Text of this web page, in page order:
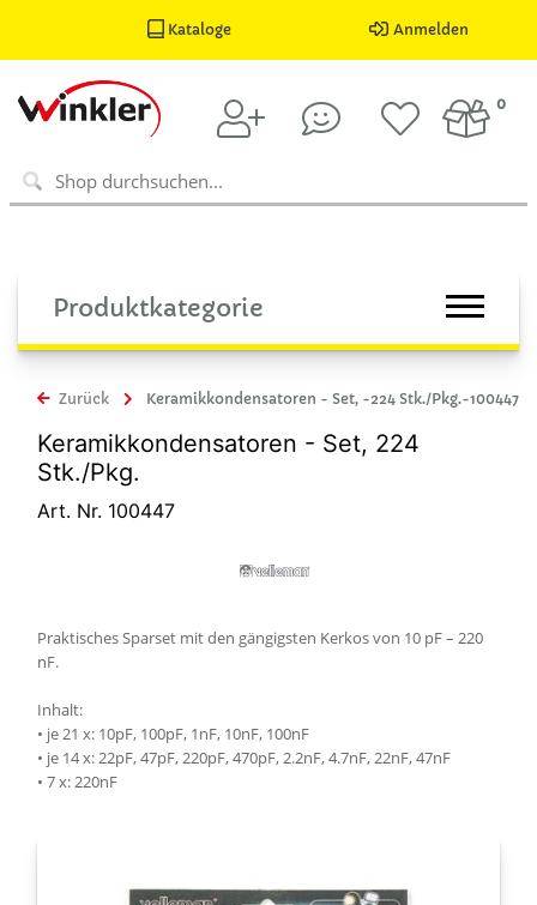
Kataloge Anmelden
0
Produktkategorie
Zurück Keramikkondensatoren - Set, -224 Stk./Pkg.-100447
Keramikkondensatoren - Set, 224
Stk./Pkg.
Art. Nr. 100447
Praktisches Sparset mit den gängigsten Kerkos von 10 pF – 220
nF.
Inhalt:
• je 21 x: 10pF, 100pF, 1nF, 10nF, 100nF
• je 14 x: 22pF, 47pF, 220pF, 470pF, 2.2nF, 4.7nF, 22nF, 47nF
• 7 x: 220nF